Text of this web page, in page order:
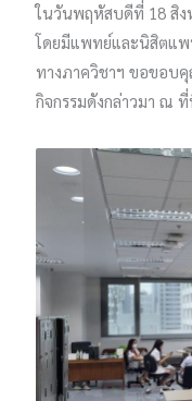
ในวันพฤหัสบดีที่ 18 สิง
โดยมีแพทย์และนิสิตแพ
ทางภาควิชาฯ​ ขอขอบ
กิจกรรมดังกล่าว​มา​​ ณ​